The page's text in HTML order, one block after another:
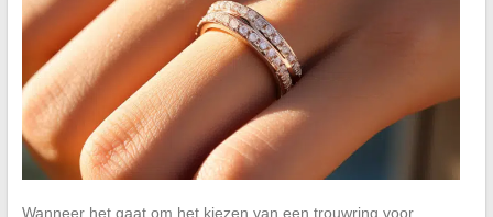
Wanneer het gaat om het kiezen van een trouwring voor